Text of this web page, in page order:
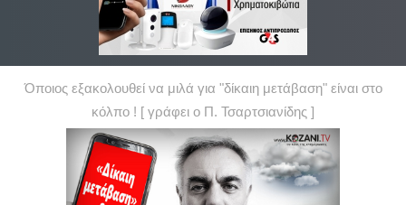
Όποιος εξακολουθεί να μιλά για "δίκαιη μετάβαση" είναι στο
κόλπο ! [ γράφει ο Π. Τσαρτσιανίδης ]